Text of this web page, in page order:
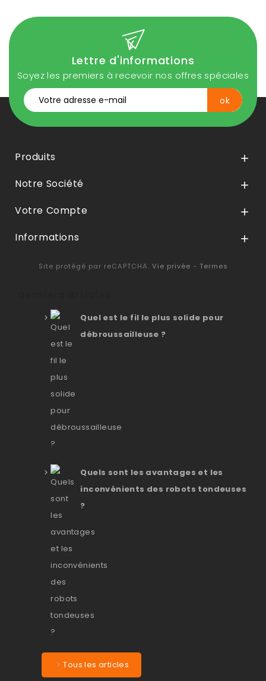
Lettre d'informations
Soyez les premiers à recevoir nos offres spéciales
Produits 
Notre Société 
Votre Compte 
Informations 
Site protégé par reCAPTCHA. Vie privée - Termes
Quel est le fil le plus solide pour
débroussailleuse ?
Quels sont les avantages et les
inconvénients des robots tondeuses
?
Tous les articles